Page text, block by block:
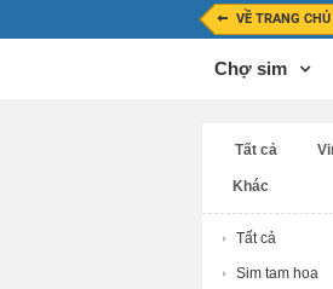
VỀ TRANG CHỦ
Chợ sim
Tất cả
Khác
Tất cả
Sim tam hoa